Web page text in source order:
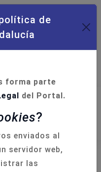
de
forma parte
del Portal.
?
enviados al
servidor web,
las